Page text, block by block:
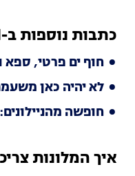
כתבות נוספות ב-mood:
חוף ים פרטי, ספא
לא יהיה כאן
חופשה מהניילונים: 5 המלונות החדשים ביוון שאתם חייבים להכיר הקיץ
איך המלונות